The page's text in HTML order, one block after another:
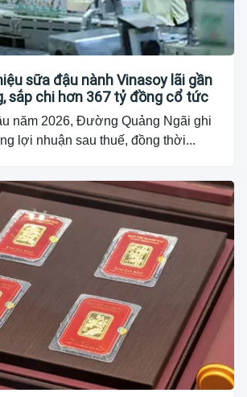
sữa đậu nành Vinasoy lãi gần
sắp chi hơn 367 tỷ đồng cổ tức
năm 2026, Đường Quảng Ngãi ghi
lợi nhuận sau thuế, đồng thời...